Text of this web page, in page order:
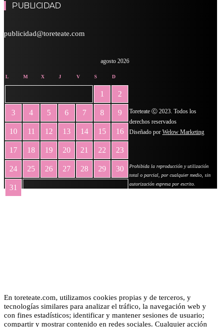
PUBLICIDAD
publicidad@toreteate.com
agosto 2026
L M X J V S D
1 2
3 4 5 6 7 8 9
10 11 12 13 14 15 16
17 18 19 20 21 22 23
24 25 26 27 28 29 30
31
Toreteate Ⓒ 2023. Todos los
derechos reservados
Diseñado por Welow Marketing
Prohibida la reproducción y utilización
total o parcial, por cualquier medio, sin
autorización expresa por escrito.
En toreteate.com, utilizamos cookies propias y de terceros, y
tecnologías similares para analizar el tráfico, la navegación web y
con fines estadísticos; identificar y mantener sesiones de usuario;
compartir y mostrar contenido en redes sociales. Cualquier acción